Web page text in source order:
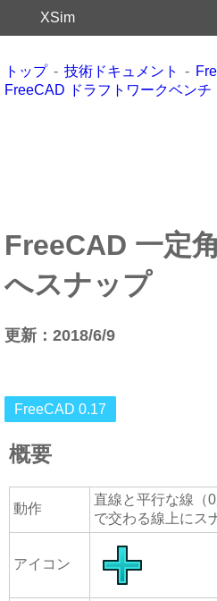
XSim
トップ 技術ドキュメント
FreeCAD ドラフトワークベンチ
FreeCAD 一定
へスナップ
更新：2018/6/9
FreeCAD 0.17
概要
動作
直線と平行な線（
で交わる線上にス
アイコン